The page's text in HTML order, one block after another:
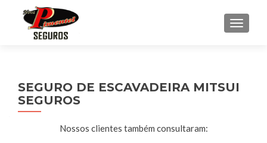
SEGURO DE ESCAVADEIRA MITSUI
SEGUROS
Nossos clientes também consultaram: